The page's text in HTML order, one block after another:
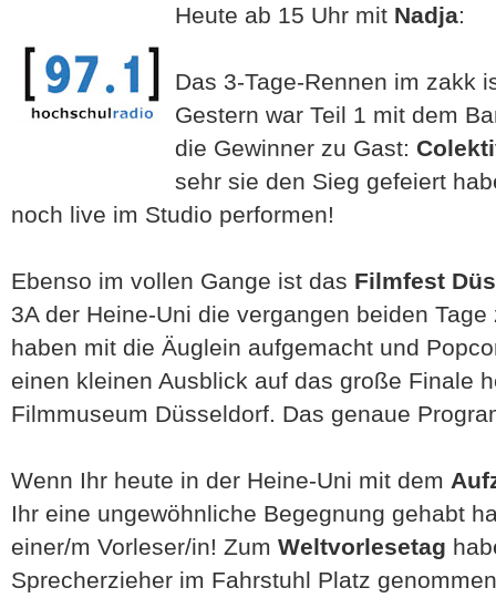
Heute ab 15 Uhr mit Nadja:
Das 3-Tage-Rennen im zakk
Gestern war Teil 1 mit dem
die Gewinner zu Gast:
sehr sie den Sieg gefeiert
noch live im Studio performen!
Ebenso im vollen Gange ist das Filmfest
3A der Heine-Uni die vergangen beiden
haben mit die Äuglein aufgemacht und
einen kleinen Ausblick auf das große Finale
Filmmuseum Düsseldorf. Das genaue
Wenn Ihr heute in der Heine-Uni mit dem
Ihr eine ungewöhnliche Begegnung gehabt
einer/m Vorleser/in! Zum Weltvorlesetag
Sprecherzieher im Fahrstuhl Platz